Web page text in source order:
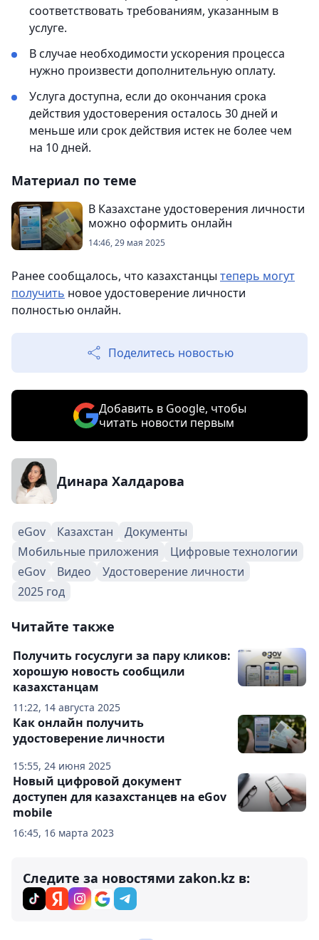
соответствовать требованиям, указанным в
услуге.
В случае необходимости ускорения процесса
нужно произвести дополнительную оплату.
Услуга доступна, если до окончания срока
действия удостоверения осталось 30 дней и
меньше или срок действия истек не более чем
на 10 дней.
Материал по теме
В Казахстане удостоверения личности
можно оформить онлайн
14:46, 29 мая 2025
Ранее сообщалось, что казахстанцы теперь могут
получить новое удостоверение личности
полностью онлайн.
Поделитесь новостью
Добавить в Google, чтобы
читать новости первым
Динара Халдарова
eGov Казахстан
Документы
Мобильные приложения
Цифровые технологии
eGov
Видео
Удостоверение личности
2025 год
Читайте также
11:22, 14 августа 2025
Получить госуслуги за пару кликов:
хорошую новость сообщили
казахстанцам
15:55, 24 июня 2025
Как онлайн получить
удостоверение личности
16:45, 16 марта 2023
Новый цифровой документ
доступен для казахстанцев на eGov
mobile
Следите за новостями zakon.kz в: